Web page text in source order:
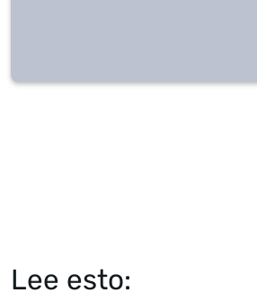
Lee esto: